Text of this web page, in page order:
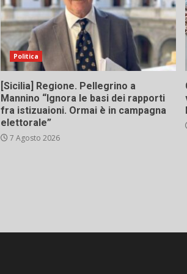
Politica
[Sicilia] Regione. Pellegrino a
Mannino “Ignora le basi dei rapporti
fra istizuaioni. Ormai è in campagna
elettorale”
7 Agosto 2026